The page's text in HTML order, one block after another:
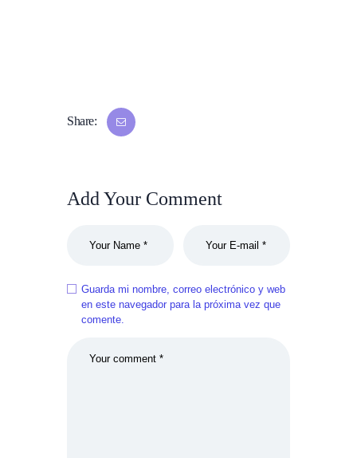
Share:
Add Your Comment
Guarda mi nombre, correo electrónico y web
en este navegador para la próxima vez que
comente.